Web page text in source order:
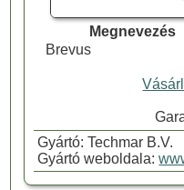
Megnevezés
Brevus
Gyártó: Techmar B.V.
Gyártó weboldala: